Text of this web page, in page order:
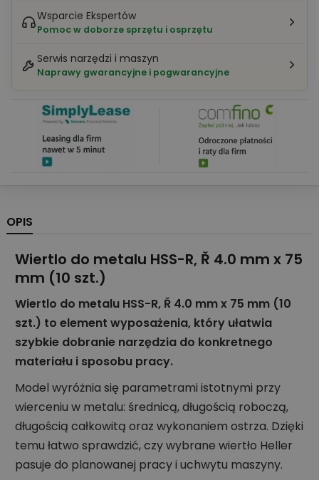
Wsparcie Ekspertów
Pomoc w doborze sprzętu i osprzętu
Serwis narzędzi i maszyn
Naprawy gwarancyjne i pogwarancyjne
OPIS
Wiertlo do metalu HSS-R, Ř 4.0 mm x 75
mm (10 szt.)
Wiertlo do metalu HSS-R, Ř 4.0 mm x 75 mm (10
szt.) to element wyposażenia, który ułatwia
szybkie dobranie narzędzia do konkretnego
materiału i sposobu pracy.
Model wyróżnia się parametrami istotnymi przy
wierceniu w metalu: średnicą, długością roboczą,
długością całkowitą oraz wykonaniem ostrza. Dzięki
temu łatwo sprawdzić, czy wybrane wiertło Heller
pasuje do planowanej pracy i uchwytu maszyny.